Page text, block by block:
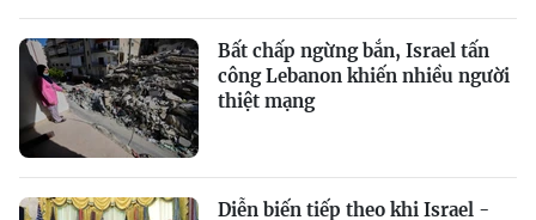
Bất chấp ngừng bắn, Israel tấn
công Lebanon khiến nhiều người
thiệt mạng
Diễn biến tiếp theo khi Israel -